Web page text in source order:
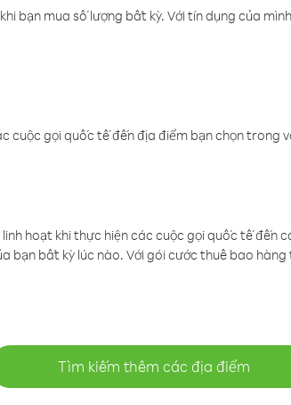
bạn mua số lượng bất kỳ. Với tín dụng của
cuộc gọi quốc tế đến địa điểm bạn chọn trong
hoạt khi thực hiện các cuộc gọi quốc tế đến
bạn bất kỳ lúc nào. Với gói cước thuê bao
Tìm kiếm thêm các địa điểm